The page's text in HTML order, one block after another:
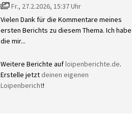
Fr., 27.2.2026, 15:37 Uhr
Vielen Dank für die Kommentare meines
ersten Berichts zu diesem Thema. Ich habe
die mir...
Weitere Berichte aufloipenberichte.de.
Erstelle jetzt deinen eigenen
Loipenbericht!